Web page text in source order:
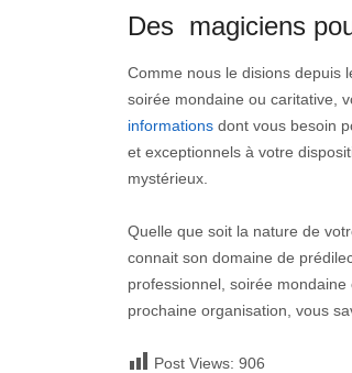
Des magiciens
Comme nous le disions depuis
soirée mondaine ou caritative,
informations dont vous besoin
et exceptionnels à votre
mystérieux.
Quelle que soit la nature de
connait son domaine de
professionnel, soirée
prochaine organisation, vous
Post Views: 906